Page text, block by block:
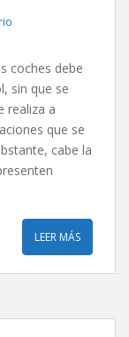
coches debe
sin que se
realiza a
que se
cabe la
LEER MÁS